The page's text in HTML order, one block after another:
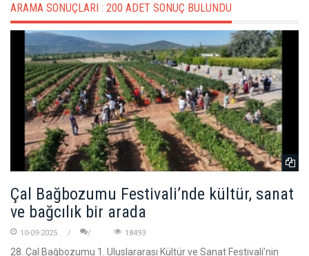
ARAMA SONUÇLARI : 200 ADET SONUÇ BULUNDU
Çal Bağbozumu Festivali’nde kültür, sanat
ve bağcılık bir arada
10-09-2025 18493
28. Çal Bağbozumu 1. Uluslararası Kültür ve Sanat Festivali’nin